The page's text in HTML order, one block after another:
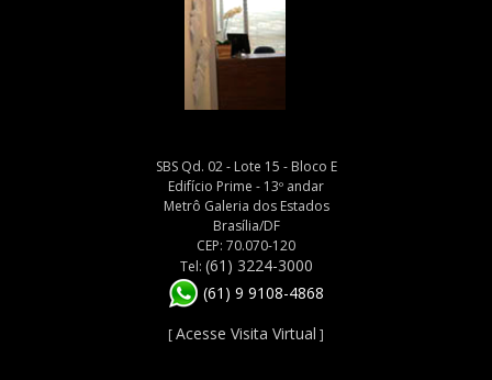
SBS Qd. 02 - Lote 15 - Bloco E
Edifício Prime - 13º andar
Metrô Galeria dos Estados
Brasília/DF
CEP: 70.070-120
Tel: (61) 3224-3000
(61) 9 9108-4868
[Acesse Visita Virtual ]